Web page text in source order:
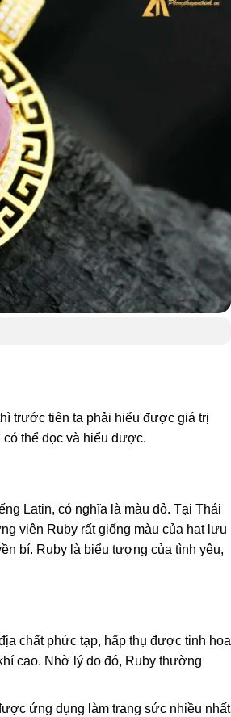
trước tiên ta phải hiểu được giá trị
có thể đọc và hiểu được.
Latin, có nghĩa là màu đỏ. Tại Thái
viên Ruby rất giống màu của hạt lựu
bí. Ruby là biểu tượng của tình yêu,
chất phức tạp, hấp thụ được tinh hoa
cao. Nhờ lý do đó, Ruby thường
ứng dụng làm trang sức nhiều nhất